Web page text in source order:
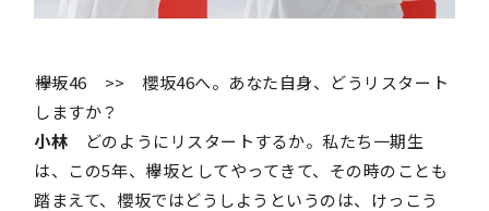
――欅坂46 >> 櫻坂46へ。あなた自身、どうリスタート
しますか？
小林 どのようにリスタートするか。私たち一期生
は、この5年、欅坂としてやってきて、その時のことも
踏まえて、櫻坂ではどうしようというのは、けっこう